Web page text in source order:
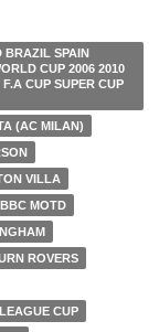
BRAZIL SPAIN
CUP 2006 2010
CUP SUPER CUP
(AC MILAN)
VILLA
BBC MOTD
ROVERS
CUP